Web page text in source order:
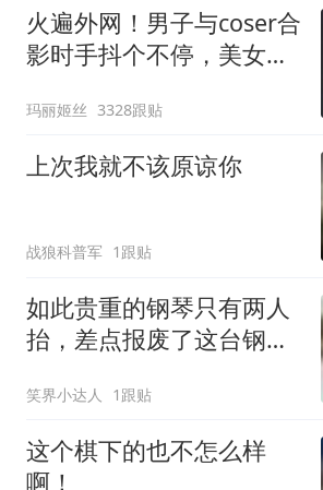
火遍外网！男子与coser合
影时手抖个不停，美女做
玛丽姬丝 3328跟贴
上次我就不该原谅你
战狼科普军 1跟贴
如此贵重的钢琴只有两人
抬，差点报废了这台钢
了
笑界小达人 1跟贴
这个棋下的也不怎么样
啊！